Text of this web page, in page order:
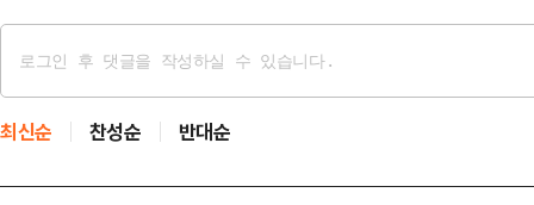
최신순 찬성순 반대순